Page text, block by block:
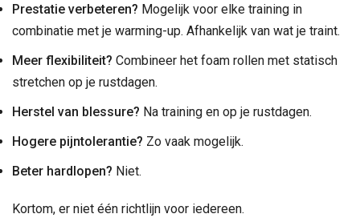
Prestatie verbeteren? Mogelijk voor elke training in
combinatie met je warming-up. Afhankelijk van wat je traint.
Meer flexibiliteit? Combineer het foam rollen met statisch
stretchen op je rustdagen.
Herstel van blessure? Na training en op je rustdagen.
Hogere pijntolerantie? Zo vaak mogelijk.
Beter hardlopen? Niet.
Kortom, er niet één richtlijn voor iedereen.